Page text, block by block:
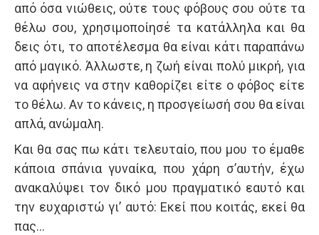
από όσα νιώθεις, ούτε τους φόβους σου ούτε τα
θέλω σου, χρησιμοποίησέ τα κατάλληλα και θα
δεις ότι, το αποτέλεσμα θα είναι κάτι παραπάνω
από μαγικό. Άλλωστε, η ζωή είναι πολύ μικρή, για
να αφήνεις να στην καθορίζει είτε ο φόβος είτε
το θέλω. Αν το κάνεις, η προσγείωσή σου θα είναι
απλά, ανώμαλη.
Και θα σας πω κάτι τελευταίο, που μου το έμαθε
κάποια σπάνια γυναίκα, που χάρη σ’αυτήν, έχω
ανακαλύψει τον δικό μου πραγματικό εαυτό και
την ευχαριστώ γι’ αυτό: Εκεί που κοιτάς, εκεί θα
πας…